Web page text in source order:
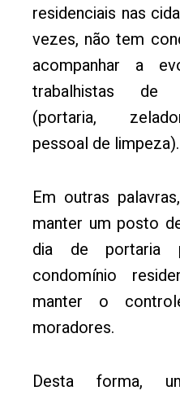
residenciais nas
vezes, não tem
acompanhar a
trabalhistas de
(portaria,
pessoal de limpeza).
Em outras
manter um posto
dia de portaria
condomínio
manter o
moradores.
Desta forma,